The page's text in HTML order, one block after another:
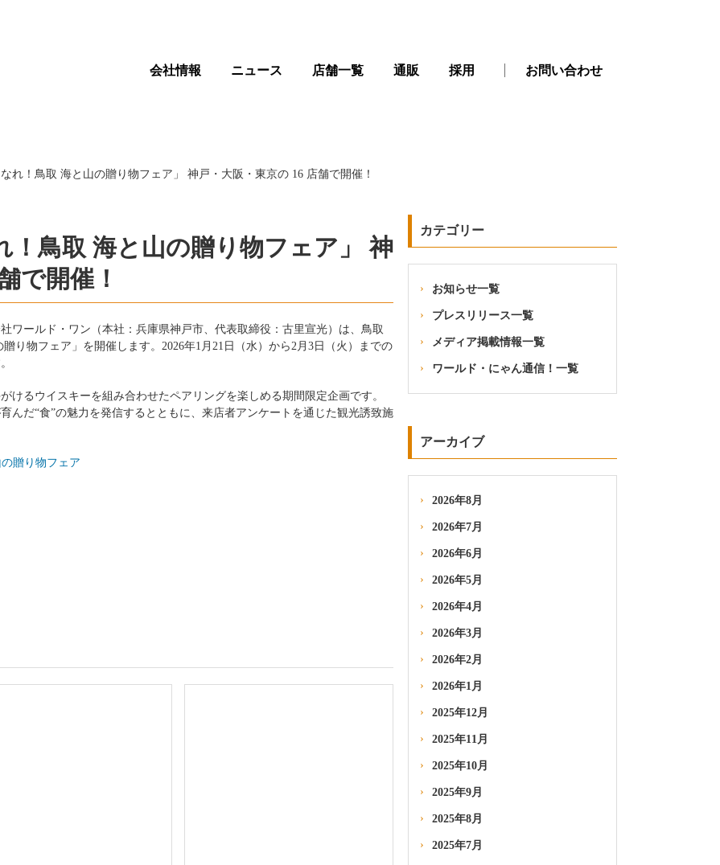
会社情報 ニュース 店舗一覧 通販 採用 お問い合わせ
！鳥取 海と山の贈り物フェア」 神戸・大阪・東京の 16 店舗で開催！
！鳥取 海と山の贈り物フェア」 神
で開催！
ワールド・ワン（本社：兵庫県神戸市、代表取締役：古里宣光）は、鳥取
り物フェア」を開催します。2026年1月21日（水）から2月3日（火）までの
けるウイスキーを組み合わせたペアリングを楽しめる期間限定企画です。
んだ“食”の魅力を発信するとともに、来店者アンケートを通じた観光誘致施
贈り物フェア
カテゴリー
お知らせ一覧
プレスリリース一覧
メディア掲載情報一覧
ワールド・にゃん通信！一覧
アーカイブ
2026年8月
2026年7月
2026年6月
2026年5月
2026年4月
2026年3月
2026年2月
2026年1月
2025年12月
2025年11月
2025年10月
2025年9月
2025年8月
2025年7月